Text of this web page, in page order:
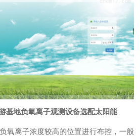
基地负氧离子观测设备选配太阳能
氧离子浓度较高的位置进行布控，一般